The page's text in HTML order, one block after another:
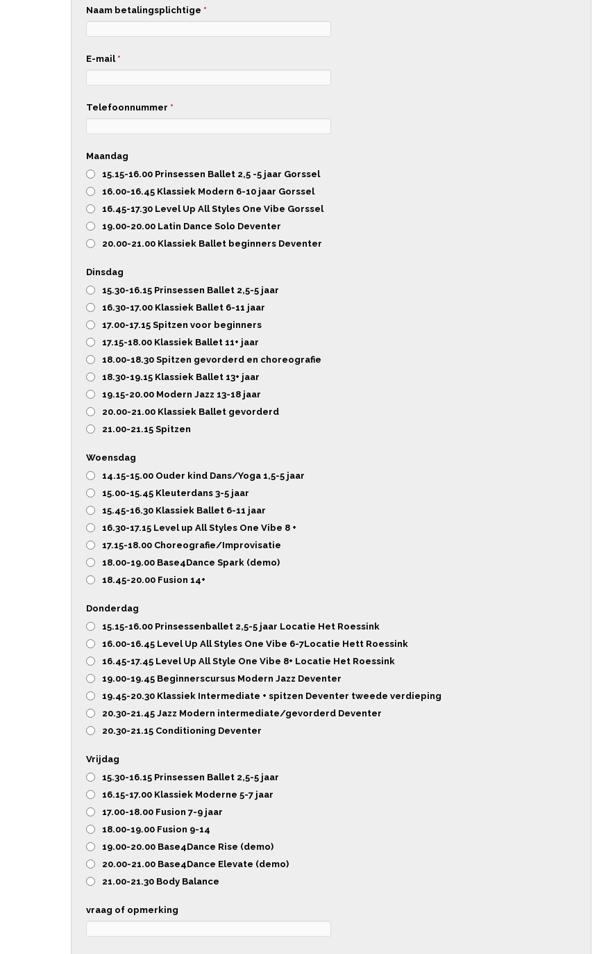
Naam betalingsplichtige *
E-mail *
Telefoonnummer *
Maandag
15.15-16.00 Prinsessen Ballet 2,5 -5 jaar Gorssel
16.00-16.45 Klassiek Modern 6-10 jaar Gorssel
16.45-17.30 Level Up All Styles One Vibe Gorssel
19.00-20.00 Latin Dance Solo Deventer
20.00-21.00 Klassiek Ballet beginners Deventer
Dinsdag
15.30-16.15 Prinsessen Ballet 2,5-5 jaar
16.30-17.00 Klassiek Ballet 6-11 jaar
17.00-17.15 Spitzen voor beginners
17.15-18.00 Klassiek Ballet 11+ jaar
18.00-18.30 Spitzen gevorderd en choreografie
18.30-19.15 Klassiek Ballet 13+ jaar
19.15-20.00 Modern Jazz 13-18 jaar
20.00-21.00 Klassiek Ballet gevorderd
21.00-21.15 Spitzen
Woensdag
14.15-15.00 Ouder kind Dans/Yoga 1,5-5 jaar
15.00-15.45 Kleuterdans 3-5 jaar
15.45-16.30 Klassiek Ballet 6-11 jaar
16.30-17.15 Level up All Styles One Vibe 8 +
17.15-18.00 Choreografie/Improvisatie
18.00-19.00 Base4Dance Spark (demo)
18.45-20.00 Fusion 14+
Donderdag
15.15-16.00 Prinsessenballet 2,5-5 jaar Locatie Het Roessink
16.00-16.45 Level Up All Styles One Vibe 6-7Locatie Hett Roessink
16.45-17.45 Level Up All Style One Vibe 8+ Locatie Het Roessink
19.00-19.45 Beginnerscursus Modern Jazz Deventer
19.45-20.30 Klassiek Intermediate + spitzen Deventer tweede verdieping
20.30-21.45 Jazz Modern intermediate/gevorderd Deventer
20.30-21.15 Conditioning Deventer
Vrijdag
15.30-16.15 Prinsessen Ballet 2,5-5 jaar
16.15-17.00 Klassiek Moderne 5-7 jaar
17.00-18.00 Fusion 7-9 jaar
18.00-19.00 Fusion 9-14
19.00-20.00 Base4Dance Rise (demo)
20.00-21.00 Base4Dance Elevate (demo)
21.00-21.30 Body Balance
vraag of opmerking